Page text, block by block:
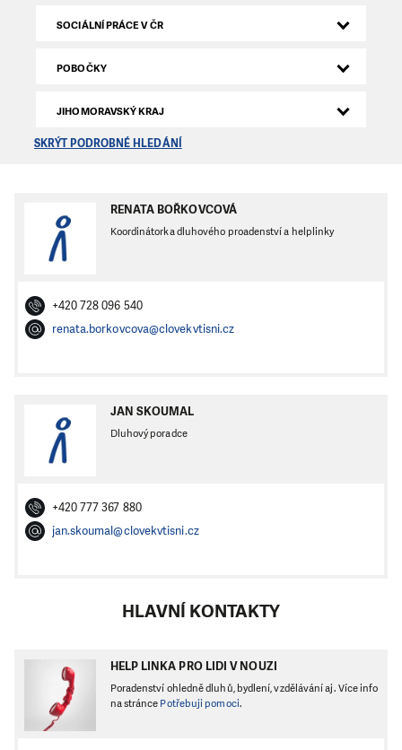
SKRÝT PODROBNÉ HLEDÁNÍ
SOCIÁLNÍ PRÁCE V ČR
POBOČKY
JIHOMORAVSKÝ KRAJ
RENATA BOŘKOVCOVÁ
Koordinátorka dluhového proadenství a helplinky
+420 728 096 540
renata.borkovcova@clovekvtisni.cz
JAN SKOUMAL
Dluhový poradce
+420 777 367 880
jan.skoumal@clovekvtisni.cz
HLAVNÍ KONTAKTY
HELP LINKA PRO LIDI V NOUZI
Poradenství ohledně dluhů, bydlení, vzdělávání aj. Více info
na stránce Potřebuji pomoci.